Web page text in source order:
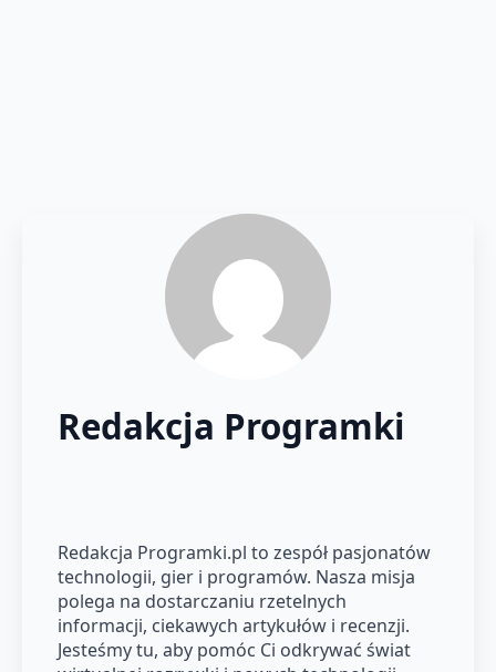
Redakcja Programki
Redakcja Programki.pl to zespół pasjonatów
technologii, gier i programów. Nasza misja
polega na dostarczaniu rzetelnych
informacji, ciekawych artykułów i recenzji.
Jesteśmy tu, aby pomóc Ci odkrywać świat